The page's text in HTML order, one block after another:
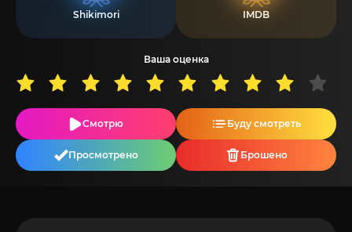
Shikimori IMDB
Ваша оценка
Смотрю Буду смотреть
Просмотрено Брошено